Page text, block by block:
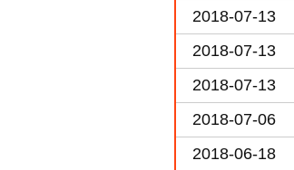
2018-07-13
2018-07-13
2018-07-13
2018-07-06
2018-06-18